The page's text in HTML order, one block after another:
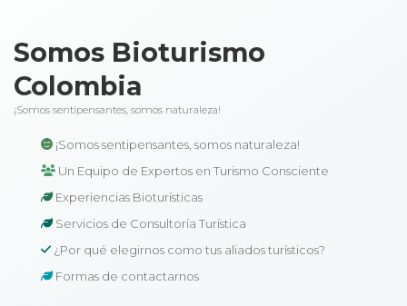
Somos Bioturismo
Colombia
¡Somos sentipensantes, somos naturaleza!
¡Somos sentipensantes, somos naturaleza!
Un Equipo de Expertos en Turismo Consciente
Experiencias Bioturísticas
Servicios de Consultoría Turística
¿Por qué elegirnos como tus aliados turísticos?
Formas de contactarnos